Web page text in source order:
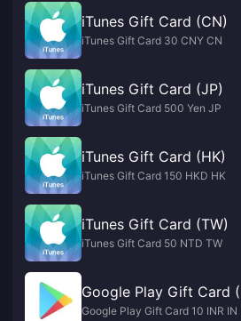
iTunes Gift Card (CN)
iTunes Gift Card 30 CNY CN
iTunes Gift Card (JP)
iTunes Gift Card 500 Yen JP
iTunes Gift Card (HK)
iTunes Gift Card 150 HKD HK
iTunes Gift Card (TW)
iTunes Gift Card 50 NTD TW
Google Play Gift Card
Google Play Gift Card 10 INR IN